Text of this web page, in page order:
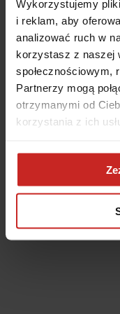
Wykorzystujemy
i reklam, aby
analizować ruch w
korzystasz z naszej
społecznościowym,
Partnerzy mogą
otrzymanymi od
korzystania z ich
browser